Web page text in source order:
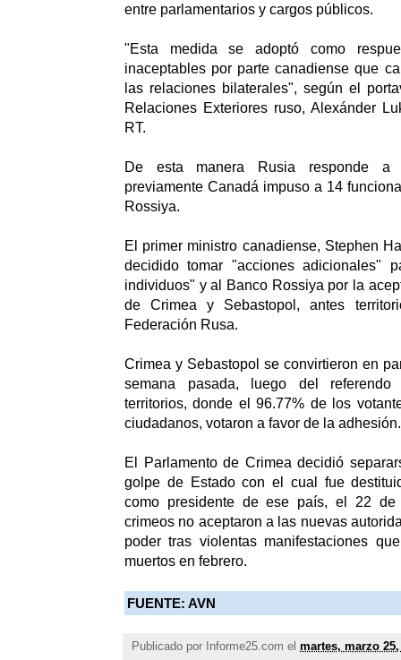
entre parlamentarios y cargos públicos.
"Esta medida se adoptó como
inaceptables por parte canadiense que
las relaciones bilaterales", según el
Relaciones Exteriores ruso, Alexánder
RT.
De esta manera Rusia responde a
previamente Canadá impuso a 14
Rossiya.
El primer ministro canadiense, Stephen
decidido tomar "acciones adicionales"
individuos" y al Banco Rossiya por la
de Crimea y Sebastopol, antes
Federación Rusa.
Crimea y Sebastopol se convirtieron en
semana pasada, luego del
territorios, donde el 96.77% de los
ciudadanos, votaron a favor de la adhesión.
El Parlamento de Crimea decidió
golpe de Estado con el cual fue
como presidente de ese país, el 22 de
crimeos no aceptaron a las nuevas
poder tras violentas manifestaciones
muertos en febrero.
FUENTE: AVN
Publicado por Informe25.com el martes, marzo 25,